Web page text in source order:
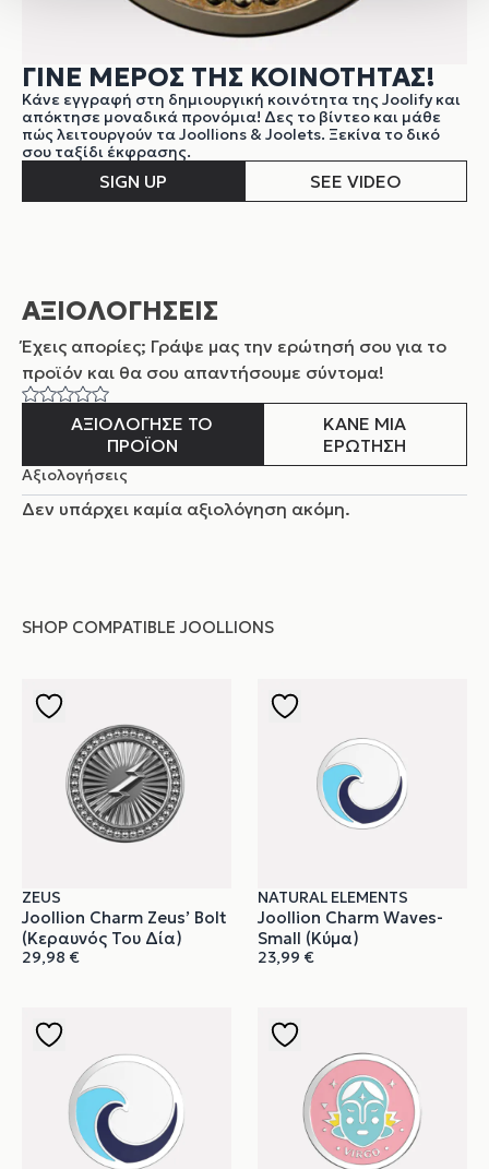
ΓΙΝΕ ΜΕΡΟΣ ΤΗΣ ΚΟΙΝΟΤΗΤΑΣ!
Κάνε εγγραφή στη δημιουργική κοινότητα της Joolify και
απόκτησε μοναδικά προνόμια! Δες το βίντεο και μάθε
πώς λειτουργούν τα Joollions & Joolets. Ξεκίνα το δικό
σου ταξίδι έκφρασης.
SIGN UP SEE VIDEO
ΑΞΙΟΛΟΓΗΣΕΙΣ
Έχεις απορίες; Γράψε μας την ερώτησή σου για το
προϊόν και θα σου απαντήσουμε σύντομα!
ΑΞΙΟΛΟΓΗΣΕ ΤΟ
ΠΡΟΪΟΝ
ΚΑΝΕ ΜΙΑ
ΕΡΩΤΗΣΗ
Αξιολογήσεις
Δεν υπάρχει καμία αξιολόγηση ακόμη.
SHOP COMPATIBLE JOOLLIONS
ZEUS
Joollion Charm Zeus’ Bolt
(Κεραυνός Του Δία)
29,98 €
NATURAL ELEMENTS
Joollion Charm Waves-
Small (Κύμα)
23,99 €